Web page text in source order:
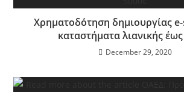
Χρηματοδότηση δημιουργίας
καταστήματα λιανικής
December 29, 2020